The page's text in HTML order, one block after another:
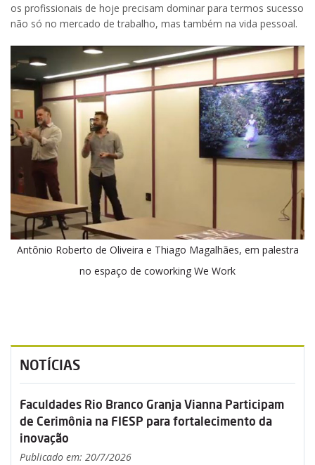
os profissionais de hoje precisam dominar para termos sucesso
não só no mercado de trabalho, mas também na vida pessoal.
Antônio Roberto de Oliveira e Thiago Magalhães, em palestra
no espaço de coworking We Work
NOTÍCIAS
Faculdades Rio Branco Granja Vianna Participam
de Cerimônia na FIESP para fortalecimento da
inovação
Publicado em: 20/7/2026